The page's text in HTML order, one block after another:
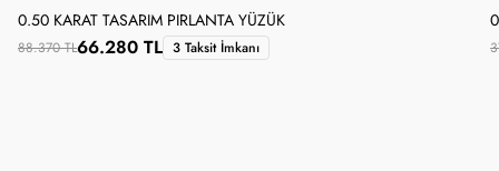
0.50 KARAT TASARIM PIRLANTA YÜZÜK
88.370 TL66.280 TL 3 Taksit İmkanı